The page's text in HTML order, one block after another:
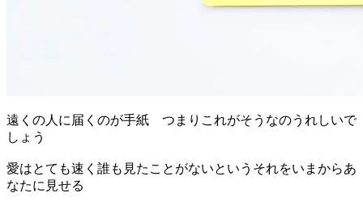
遠くの人に届くのが手紙 つまりこれがそうなのうれしいで
しょう
愛はとても速く誰も見たことがないというそれをいまからあ
なたに見せる